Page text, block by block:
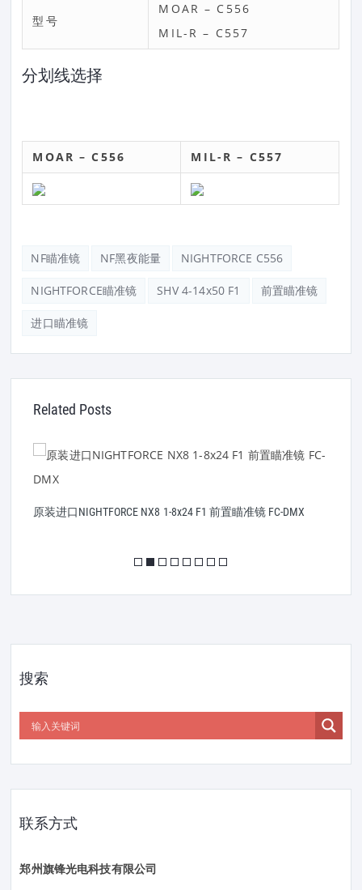
型号
MOAR – C556
MIL-R – C557
分划线选择
MOAR – C556 MIL-R – C557
NF瞄准镜 NF黑夜能量 NIGHTFORCE C556
NIGHTFORCE瞄准镜 SHV 4-14x50 F1 前置瞄准镜
进口瞄准镜
Related Posts
原装进口NIGHTFORCE NX8 1-8x24 F1 前置瞄准镜 FC-DMX
搜索
联系方式
郑州旗锋光电科技有限公司